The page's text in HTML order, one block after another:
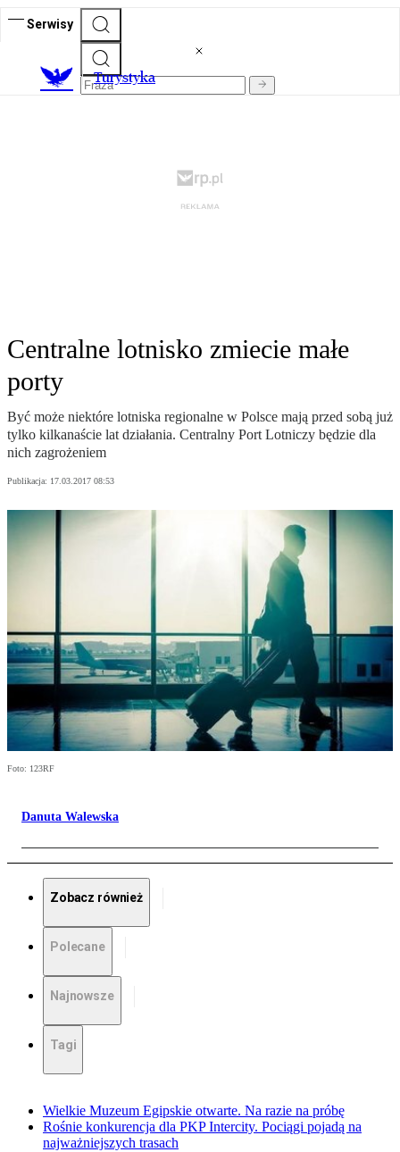
Serwisy
Turystyka
Centralne lotnisko zmiecie małe
porty
Być może niektóre lotniska regionalne w Polsce mają przed sobą już
tylko kilkanaście lat działania. Centralny Port Lotniczy będzie dla
nich zagrożeniem
Publikacja: 17.03.2017 08:53
Foto: 123RF
Danuta Walewska
Zobacz również
Polecane
Najnowsze
Tagi
Wielkie Muzeum Egipskie otwarte. Na razie na próbę
Rośnie konkurencja dla PKP Intercity. Pociągi pojadą na
najważniejszych trasach